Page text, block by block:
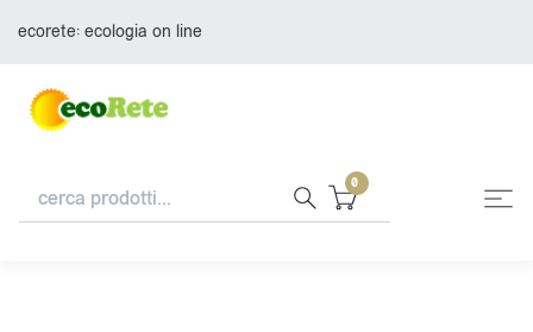
ecorete: ecologia on line
0